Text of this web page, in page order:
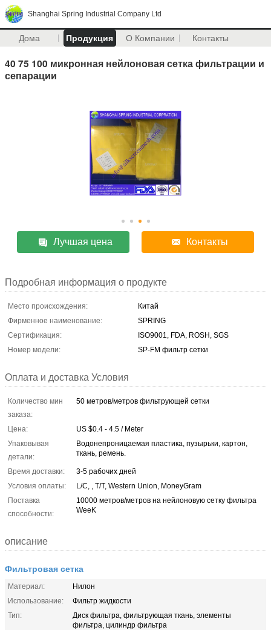
Shanghai Spring Industrial Company Ltd
Дома Продукция О Компании Контакты
40 75 100 микронная нейлоновая сетка фильтрации и
сепарации
Лучшая цена Контакты
Подробная информация о продукте
Место происхождения:
Китай
Фирменное наименование:
SPRING
Сертификация:
ISO9001, FDA, ROSH, SGS
Номер модели:
SP-FM фильтр сетки
Оплата и доставка Условия
Количество мин
заказа:
50 метров/метров фильтрующей сетки
Цена:
US $0.4 - 4.5 / Meter
Упаковывая
детали:
Водонепроницаемая пластика, пузырьки, картон,
ткань, ремень.
Время доставки:
3-5 рабочих дней
Условия оплаты:
L/C, , T/T, Western Union, MoneyGram
Поставка
способности:
10000 метров/метров на нейлоновую сетку фильтра
WeeK
описание
Фильтровая сетка
Материал:
Нилон
Использование:
Фильтр жидкости
Тип:
Диск фильтра, фильтрующая ткань, элементы
фильтра, цилиндр фильтра